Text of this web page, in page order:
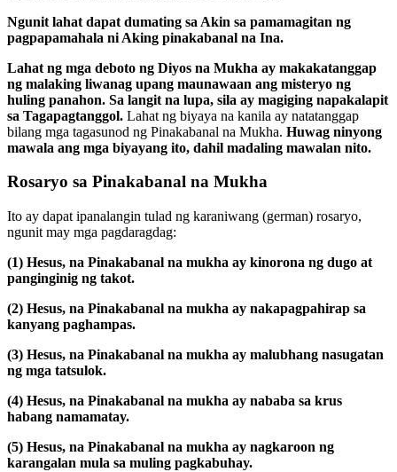
Ngunit lahat dapat dumating sa Akin sa pamamagitan ng
pagpapamahala ni Aking pinakabanal na Ina.
Lahat ng mga deboto ng Diyos na Mukha ay makakatanggap
ng malaking liwanag upang maunawaan ang misteryo ng
huling panahon. Sa langit na lupa, sila ay magiging napakalapit
sa Tagapagtanggol. Lahat ng biyaya na kanila ay natatanggap
bilang mga tagasunod ng Pinakabanal na Mukha. Huwag ninyong
mawala ang mga biyayang ito, dahil madaling mawalan nito.
Rosaryo sa Pinakabanal na Mukha
Ito ay dapat ipanalangin tulad ng karaniwang (german) rosaryo,
ngunit may mga pagdaragdag:
(1) Hesus, na Pinakabanal na mukha ay kinorona ng dugo at
panginginig ng takot.
(2) Hesus, na Pinakabanal na mukha ay nakapagpahirap sa
kanyang paghampas.
(3) Hesus, na Pinakabanal na mukha ay malubhang nasugatan
ng mga tatsulok.
(4) Hesus, na Pinakabanal na mukha ay nababa sa krus
habang namamatay.
(5) Hesus, na Pinakabanal na mukha ay nagkaroon ng
karangalan mula sa muling pagkabuhay.